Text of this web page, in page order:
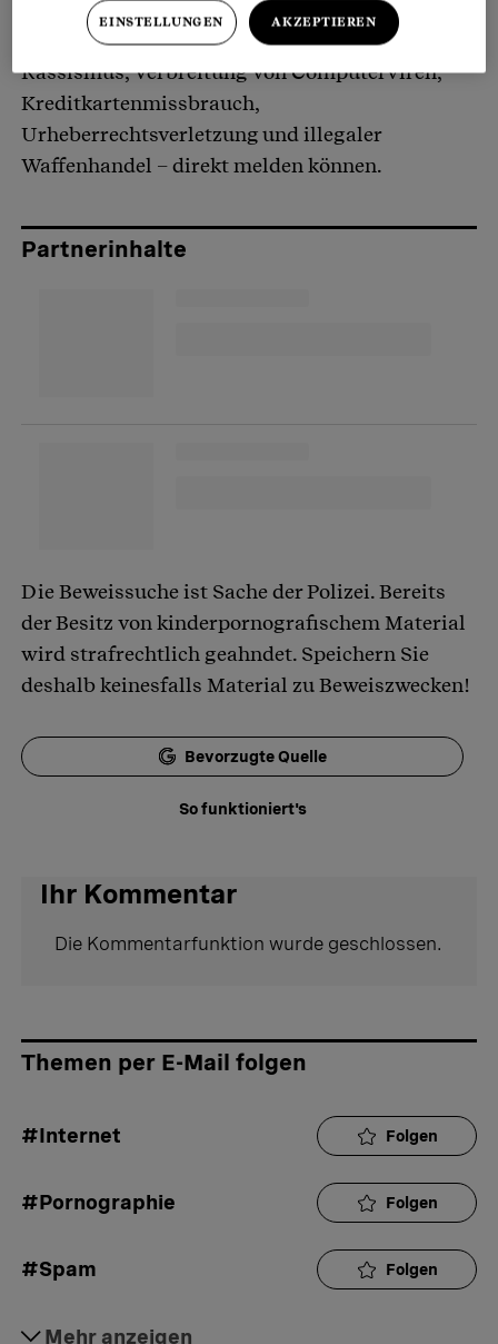
Kindern, Tieren, menschlichen Ausscheidungen
oder Gewalttätigkeiten), Gewaltdarstellung,
Rassismus, Verbreitung von Computerviren,
Kreditkartenmissbrauch,
Urheberrechtsverletzung und illegaler
Waffenhandel – direkt melden können.
Partnerinhalte
Die Beweissuche ist Sache der Polizei. Bereits
der Besitz von kinderpornografischem Material
wird strafrechtlich geahndet. Speichern Sie
deshalb keinesfalls Material zu Beweiszwecken!
Bevorzugte Quelle
So funktioniert's
Ihr Kommentar
Die Kommentarfunktion wurde geschlossen.
Themen per E-Mail folgen
#Internet Folgen
#Pornographie Folgen
#Spam Folgen
Mehr anzeigen
#Surfen
EINSTELLUNGEN AKZEPTIEREN